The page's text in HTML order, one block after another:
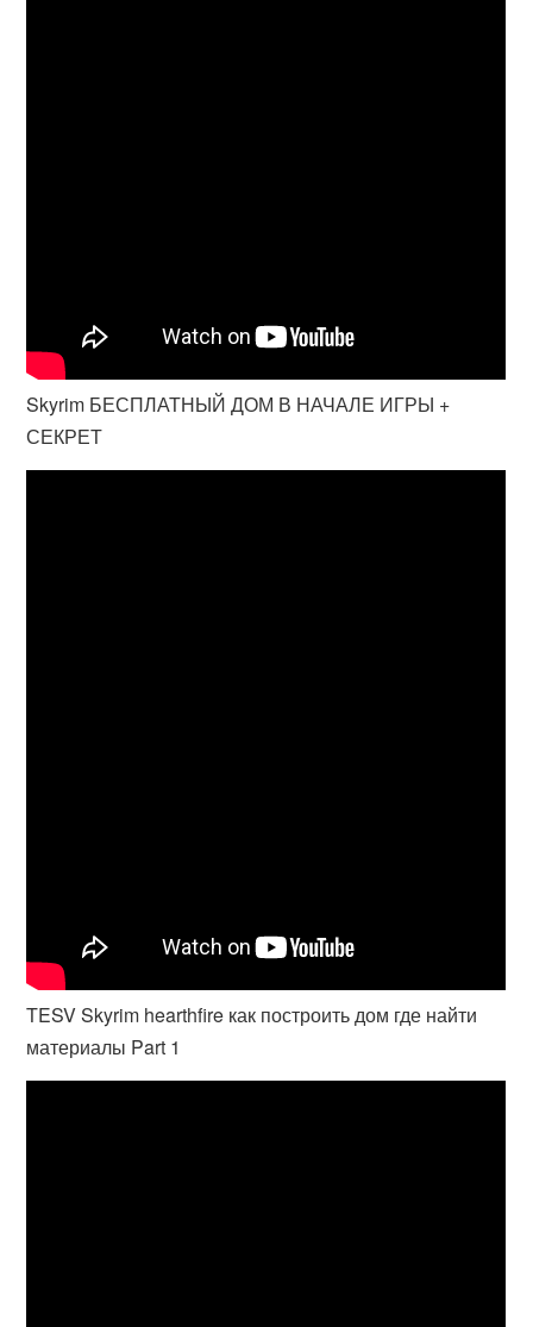
Skyrim БЕСПЛАТНЫЙ ДОМ В НАЧАЛЕ ИГРЫ +
СЕКРЕТ
TESV Skyrim hearthfire как построить дом где найти
материалы Part 1